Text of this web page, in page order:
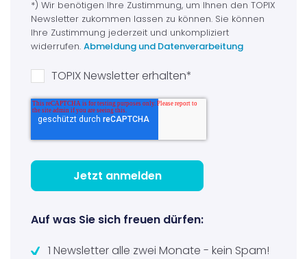
*) Wir benötigen Ihre Zustimmung, um Ihnen den TOPIX
Newsletter zukommen lassen zu können. Sie können
Ihre Zustimmung jederzeit und unkompliziert
widerrufen.Abmeldung und Datenverarbeitung
TOPIX Newsletter erhalten*
Auf was Sie sich freuen dürfen:
1 Newsletter alle zwei Monate - kein Spam!